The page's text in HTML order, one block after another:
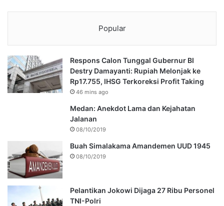
Popular
Respons Calon Tunggal Gubernur BI
Destry Damayanti: Rupiah Melonjak ke
Rp17.755, IHSG Terkoreksi Profit Taking
46 mins ago
Medan: Anekdot Lama dan Kejahatan
Jalanan
08/10/2019
Buah Simalakama Amandemen UUD 1945
08/10/2019
Pelantikan Jokowi Dijaga 27 Ribu Personel
TNI-Polri